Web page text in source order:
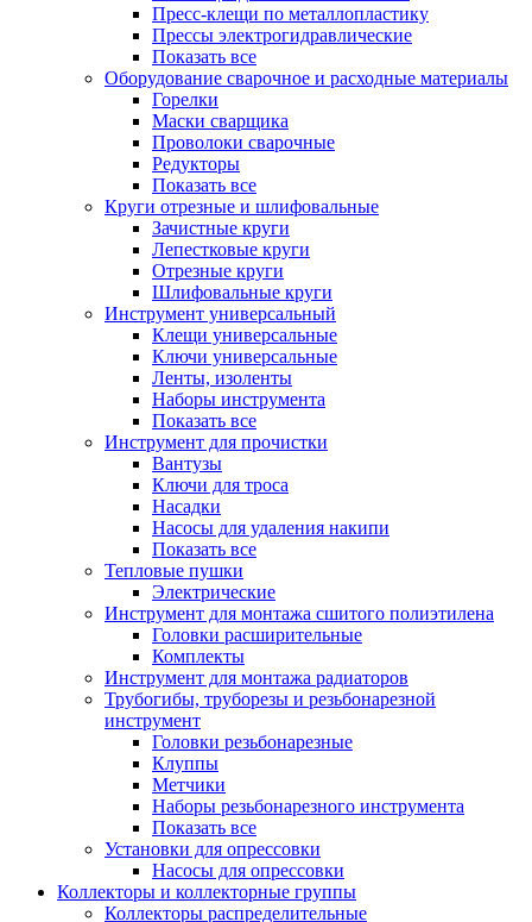
Пресс-клещи по металлопластику
Прессы электрогидравлические
Показать все
Оборудование сварочное и расходные материалы
Горелки
Маски сварщика
Проволоки сварочные
Редукторы
Показать все
Круги отрезные и шлифовальные
Зачистные круги
Лепестковые круги
Отрезные круги
Шлифовальные круги
Инструмент универсальный
Клещи универсальные
Ключи универсальные
Ленты, изоленты
Наборы инструмента
Показать все
Инструмент для прочистки
Вантузы
Ключи для троса
Насадки
Насосы для удаления накипи
Показать все
Тепловые пушки
Электрические
Инструмент для монтажа сшитого полиэтилена
Головки расширительные
Комплекты
Инструмент для монтажа радиаторов
Трубогибы, труборезы и резьбонарезной
инструмент
Головки резьбонарезные
Клуппы
Метчики
Наборы резьбонарезного инструмента
Показать все
Установки для опрессовки
Насосы для опрессовки
Коллекторы и коллекторные группы
Коллекторы распределительные